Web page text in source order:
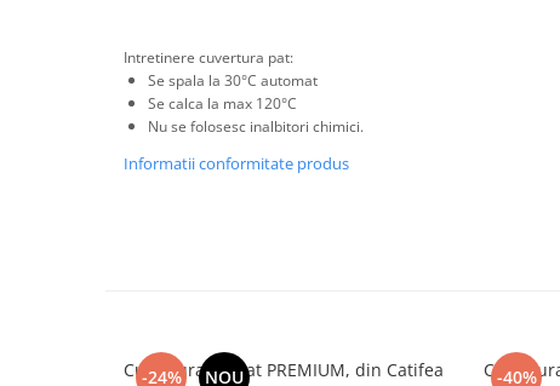
Intretinere cuvertura pat:
Se spala la 30°C automat
Se calca la max 120°C
Nu se folosesc inalbitori chimici.
Informatii conformitate produs
-24% NOU
Cuvertura de pat PREMIUM, din Catifea
-40%
Cuvertura